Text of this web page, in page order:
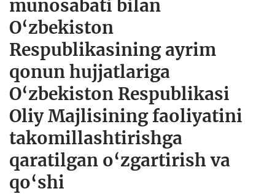
munosabati bilan
O‘zbekiston
Respublikasining ayrim
qonun hujjatlariga
O‘zbekiston Respublikasi
Oliy Majlisining faoliyatini
takomillashtirishga
qaratilgan o‘zgartirish va
qo‘shi